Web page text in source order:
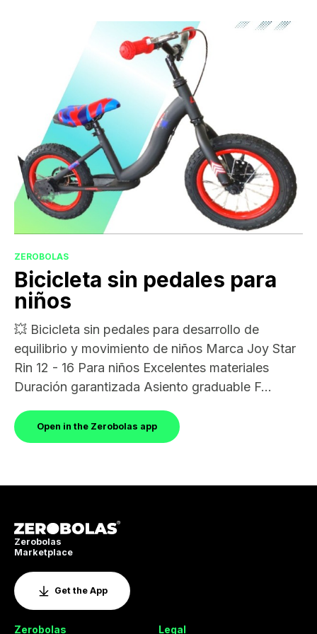
ZEROBOLAS
Bicicleta sin pedales para
niños
💥 Bicicleta sin pedales para desarrollo de
equilibrio y movimiento de niños Marca Joy Star
Rin 12 - 16 Para niños Excelentes materiales
Duración garantizada Asiento graduable F...
Open in the Zerobolas app
Zerobolas
Marketplace
Get the App
Zerobolas Legal